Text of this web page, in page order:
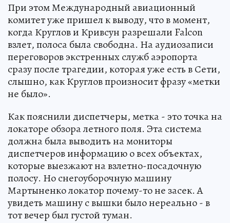
При этом Международный авиационный
комитет уже пришел к выводу, что в момент,
когда Круглов и Кривсун разрешали Falcon
взлет, полоса была свободна. На аудиозаписи
переговоров экстренных служб аэропорта
сразу после трагедии, которая уже есть в Сети,
слышно, как Круглов произносит фразу «метки
не было».
Как пояснили диспетчеры, метка - это точка на
локаторе обзора летного поля. Эта система
должна была выводить на мониторы
диспетчеров информацию о всех объектах,
которые выезжают на взлетно-посадочную
полосу. Но снегоуборочную машину
Мартыненко локатор почему-то не засек. А
увидеть машину с вышки было нереально - в
тот вечер был густой туман.